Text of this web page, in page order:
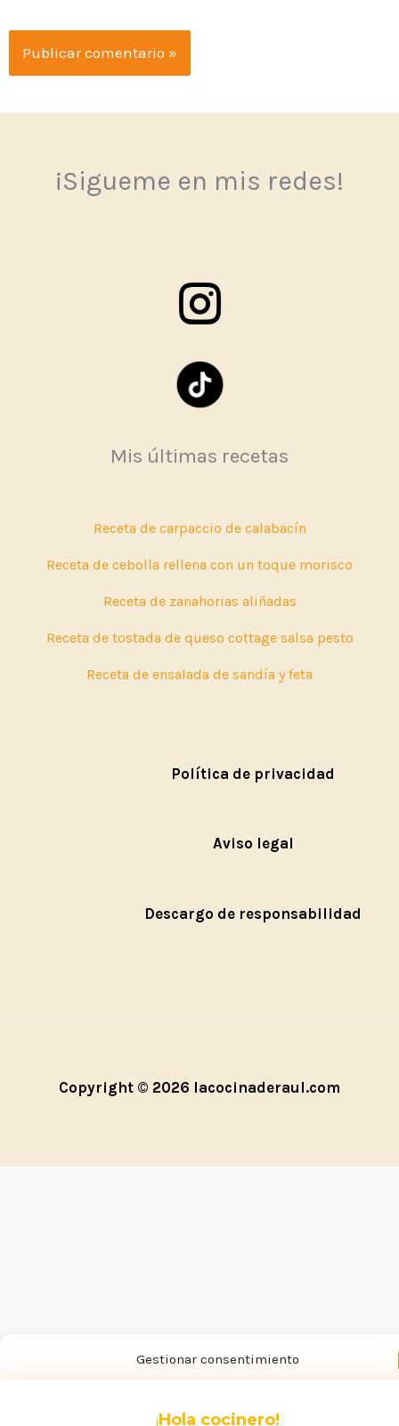
Gestionar consentimiento
para almacenar y/o acceder a la información del dispositivo. El
¡Hola cocinero!
¡Sigueme en mis redes!
Mis últimas recetas
Receta de carpaccio de calabacín
Receta de cebolla rellena con un toque morisco
Receta de zanahorias aliñadas
Receta de tostada de queso cottage salsa pesto
Receta de ensalada de sandía y feta
Política de privacidad
Aviso legal
Descargo de responsabilidad
Copyright © 2026 lacocinaderaul.com